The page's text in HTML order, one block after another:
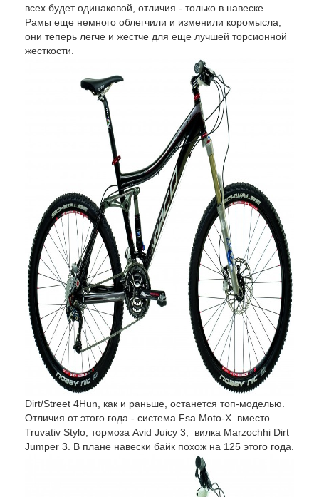
всех будет одинаковой, отличия - только в навеске.
Рамы еще немного облегчили и изменили коромысла,
они теперь легче и жестче для еще лучшей торсионной
жесткости.
Dirt/Street 4Hun, как и раньше, останется топ-моделью.
Отличия от этого года - система Fsa Moto-X вместо
Truvativ Stylo, тормоза Avid Juicy 3, вилка Marzochhi Dirt
Jumper 3. В плане навески байк похож на 125 этого года.